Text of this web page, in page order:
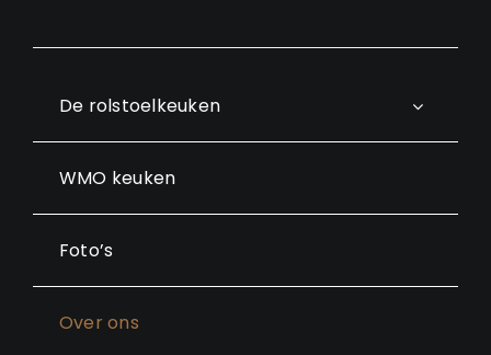
De rolstoelkeuken
WMO keuken
Foto’s
Over ons